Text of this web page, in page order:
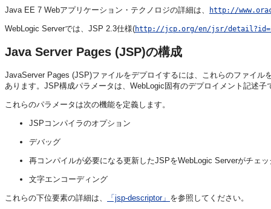
Java EE 7 Webアプリケーション・テクノロジの詳細は、 http://
WebLogic Serverでは、JSP 2.3仕様(http://jcp.org/en/jsr/
Java Server Pages (JSP)の構成
JavaServer Pages (JSP)ファイルをデプロイするには、これらのファイ
あります。JSP構成パラメータは、WebLogic固有のデプロイメント記述子
これらのパラメータは次の機能を定義します。
JSPコンパイラのオプション
デバッグ
再コンパイルが必要になる更新したJSPをWebLogic Serverがチェ
文字エンコーディング
これらの下位要素の詳細は、 「jsp-descriptor」 を参照してください。